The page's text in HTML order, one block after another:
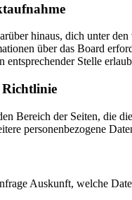
hinaus, dich unter
über das Board
entsprechender Stelle
Richtlinie
Bereich der Seiten, die
personenbezogene
Auskunft, welche